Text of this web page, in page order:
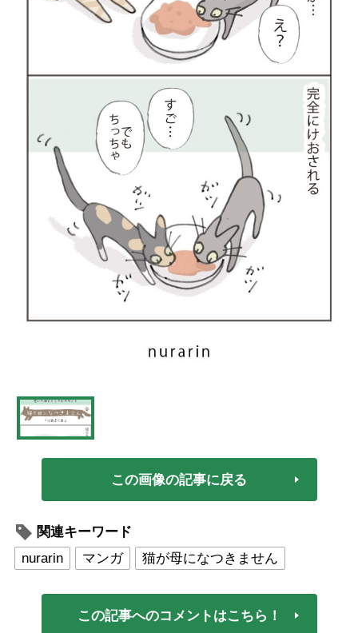
この画像の記事に戻る
関連キーワード
nurarin
マンガ 猫が母になつきません
この記事へのコメントはこちら！